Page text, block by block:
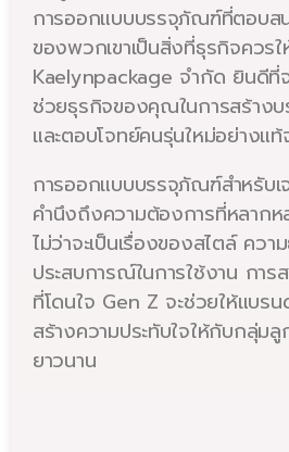
การออกแบบบรรจุภัณฑ์ที่ตอบส
ของพวกเขาเป็นสิ่งที่ธุรกิจควร
Kaelynpackage จำกัด ยินดีที่
ช่วยธุรกิจของคุณในการสร้าง
และตอบโจทย์คนรุ่นใหม่อย่างแ
การออกแบบบรรจุภัณฑ์สำหรับเ
คำนึงถึงความต้องการที่หลากห
ไม่ว่าจะเป็นเรื่องของสไตล์ คว
ประสบการณ์ในการใช้งาน กา
ที่โดนใจ Gen Z จะช่วยให้แบร
สร้างความประทับใจให้กับกลุ่มลู
ยาวนาน